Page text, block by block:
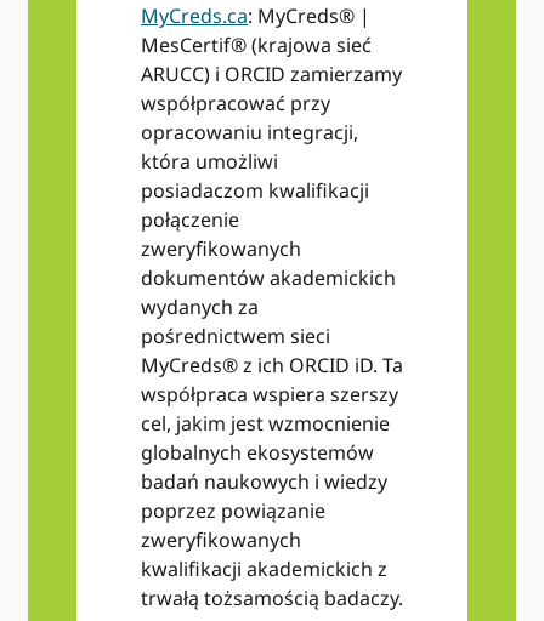
MyCreds.ca: MyCreds® |
MesCertif® (krajowa sieć
ARUCC) i ORCID zamierzamy
współpracować przy
opracowaniu integracji,
która umożliwi
posiadaczom kwalifikacji
połączenie
zweryfikowanych
dokumentów akademickich
wydanych za
pośrednictwem sieci
MyCreds® z ich ORCID iD. Ta
współpraca wspiera szerszy
cel, jakim jest wzmocnienie
globalnych ekosystemów
badań naukowych i wiedzy
poprzez powiązanie
zweryfikowanych
kwalifikacji akademickich z
trwałą tożsamością badaczy.